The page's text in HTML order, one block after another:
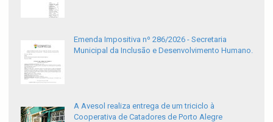
Emenda Impositiva nº 286/2026 - Secretaria
Municipal da Inclusão e Desenvolvimento Humano.
A Avesol realiza entrega de um triciclo à
Cooperativa de Catadores de Porto Alegre